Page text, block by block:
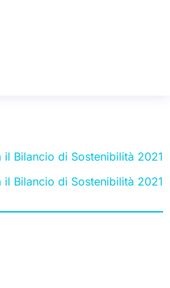
il Bilancio di Sostenibilità 2021
il Bilancio di Sostenibilità 2021